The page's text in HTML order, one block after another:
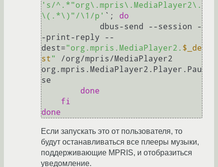
's/^.*"org\.mpris\.MediaPlayer2\.
\(.*\)"/\1/p' `; do
-print-reply --
dest="org.mpris.MediaPlayer2. $_de
st "
/org/mpris/MediaPlayer2
org.mpris.MediaPlayer2.Player.Pau
se
done
fi
done
Если запускать это от пользователя, то
будут останавливаться все плееры музыки,
поддерживающие MPRIS, и отобразиться
уведомление.